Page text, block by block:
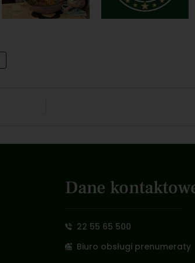
Dane
22 55 65 500
Biuro obsługi prenumeraty